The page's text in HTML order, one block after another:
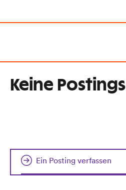
Keine Postings
Ein Posting verfassen